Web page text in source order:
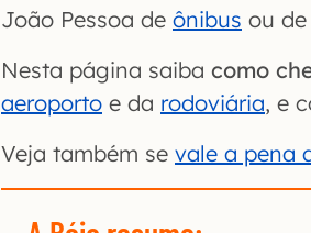
João Pessoa de ônibus ou de
Nesta página saiba como
aeroporto e da rodoviária, e
Veja também se vale a pena